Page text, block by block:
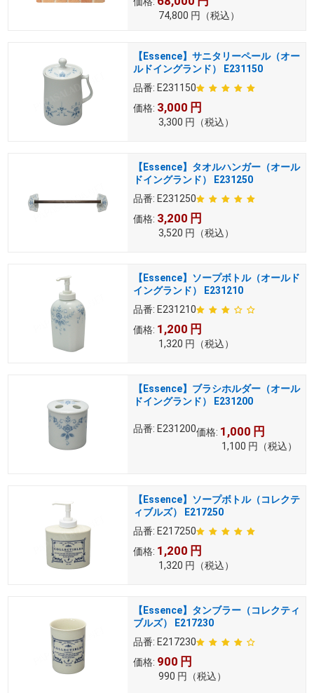
74,800 円 （税込）
【Essence】サニタリーペール（オー
ルドイングランド） E231150
品番: E231150
価格: 3,000 円
3,300 円 （税込）
【Essence】タオルハンガー（オール
ドイングランド） E231250
品番: E231250
価格: 3,200 円
3,520 円 （税込）
【Essence】ソープボトル（オールド
イングランド） E231210
品番: E231210
価格: 1,200 円
1,320 円 （税込）
【Essence】ブラシホルダー（オール
ドイングランド） E231200
品番: E231200価格: 1,000 円
1,100 円 （税込）
【Essence】ソープボトル（コレクテ
ィブルズ） E217250
品番: E217250
価格: 1,200 円
1,320 円 （税込）
【Essence】タンブラー（コレクティ
ブルズ） E217230
品番: E217230
価格: 900 円
990 円 （税込）